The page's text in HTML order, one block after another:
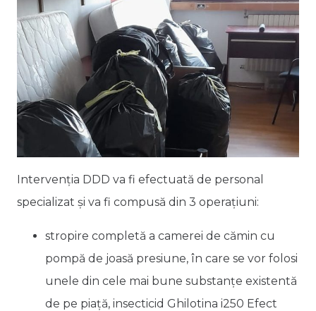
Intervenția DDD va fi efectuată de personal
specializat și va fi compusă din 3 operațiuni:
stropire completă a camerei de cămin cu
pompă de joasă presiune, în care se vor folosi
unele din cele mai bune substanțe existentă
de pe piață, insecticid Ghilotina i250 Efect